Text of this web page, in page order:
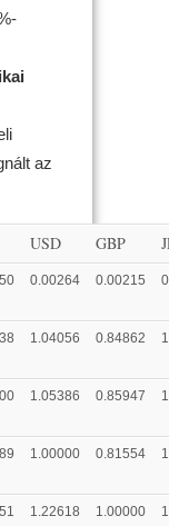
az
USD GBP
0.00264 0.00215
1.04056 0.84862
1.05386 0.85947
1.00000 0.81554
1.22618 1.00000